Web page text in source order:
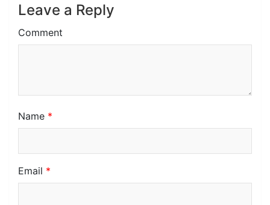
Leave a Reply
Comment
Name *
Email *